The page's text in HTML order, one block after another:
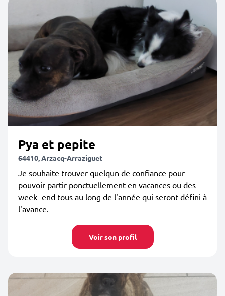
Pya et pepite
64410, Arzacq-Arraziguet
Je souhaite trouver quelqun de confiance pour
pouvoir partir ponctuellement en vacances ou des
week- end tous au long de l'année qui seront défini à
l'avance.
Voir son profil